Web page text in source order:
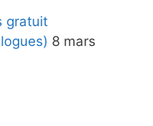
gratuit
8 mars